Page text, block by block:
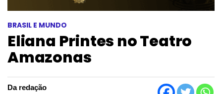
BRASIL E MUNDO
Eliana Printes no Teatro
Amazonas
Da redação